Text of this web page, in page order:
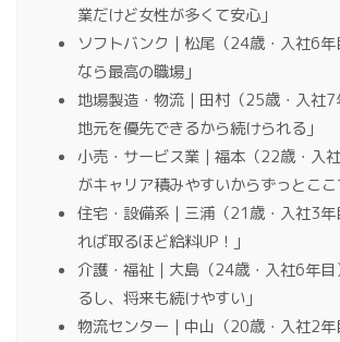
業だけど女性が多くて安心」
ソフトバンク｜松尾（24歳・入社6
なら最高の職場」
地場製造・物流｜田村（25歳・入社7
地元を優先できるから続けられる」
小売・サービス業｜福本（22歳・入
がキャリア積みやすいからずっとここ
住宅・設備系｜三浦（21歳・入社3
れば取るほど給料UP！」
介護・福祉｜大島（24歳・入社6年
るし、将来も続けやすい」
物流センター｜中山（20歳・入社2年